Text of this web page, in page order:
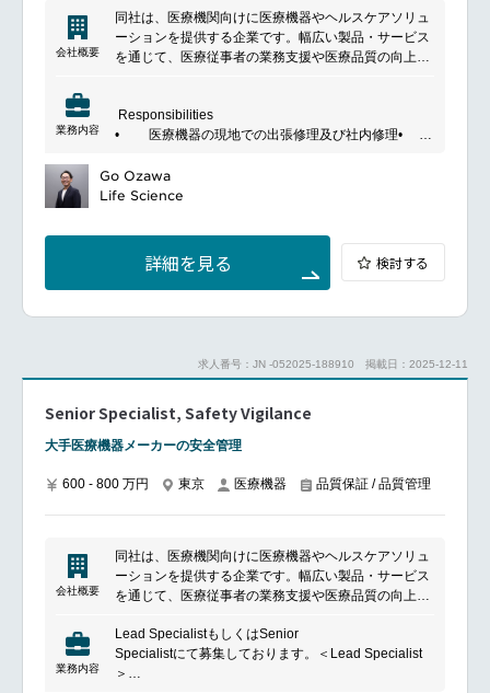
Continuously refine strategies to ensure measurable
business impact and sustainable growth.
━━━━━━━━━━━━━━━#spotlightjob4
会議を実施します
大型機器習得の経験曲線中のほとんどの手術に立ち会
うことによってサポートを行い自律的に運用できるよ
う顧客と共に目標を設定しマネジメントを行います
のお客様のサポートを開始します
会社概要
同社は、医療機関向けに医療機器やヘルスケアソリュ
ーションを提供する企業です。幅広い製品・サービス
を通じて、医療従事者の業務支援や医療品質の向上に
しています。
業務内容
Responsibilities
• 医療機器の現地での出張修理及び社内修理•
合ったサービスプログラムの提案• 修理部品の在
庫管理と使用分析、在庫予測の立案• プロセス改
対応を行う
Go Ozawa
Life Science
詳細を見る 検討する
求人番号：JN -052025-188910 掲載日：2025-12-11
Senior Specialist, Safety Vigilance
大手医療機器メーカーの安全管理
600 - 800 万円 東京 医療機器 品質保証 / 品質管理
会社概要
同社は、医療機関向けに医療機器やヘルスケアソリュ
ーションを提供する企業です。幅広い製品・サービス
を通じて、医療従事者の業務支援や医療品質の向上に
ターサポートにも注力し、医療現場の課題解決を支援
しています。
業務内容
Lead SpecialistもしくはSenior
Specialistにて募集しております。＜Lead Specialist
＞